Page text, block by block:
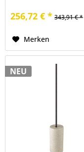
256,72 € * 343,91 € *
Merken
NEU